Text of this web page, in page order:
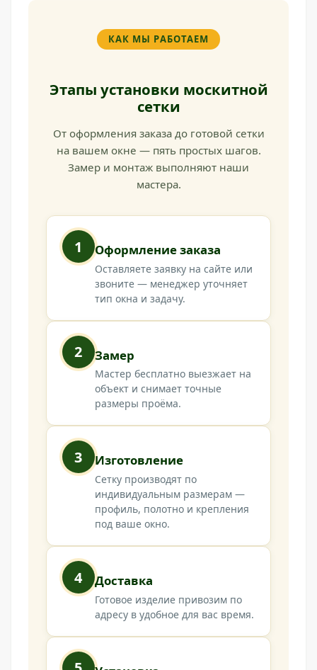
КАК МЫ РАБОТАЕМ
Этапы установки москитной
сетки
От оформления заказа до готовой сетки
на вашем окне — пять простых шагов.
Замер и монтаж выполняют наши
мастера.
1 Оформление заказа
Оставляете заявку на сайте или
звоните — менеджер уточняет
тип окна и задачу.
2 Замер
Мастер бесплатно выезжает на
объект и снимает точные
размеры проёма.
3 Изготовление
Сетку производят по
индивидуальным размерам —
профиль, полотно и крепления
под ваше окно.
4 Доставка
Готовое изделие привозим по
адресу в удобное для вас время.